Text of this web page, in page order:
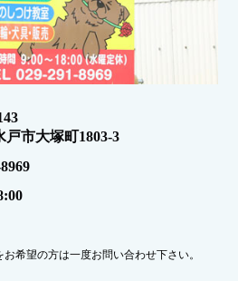
戸市大塚町1803-3
希望の方は一度お問い合わせ下さい。